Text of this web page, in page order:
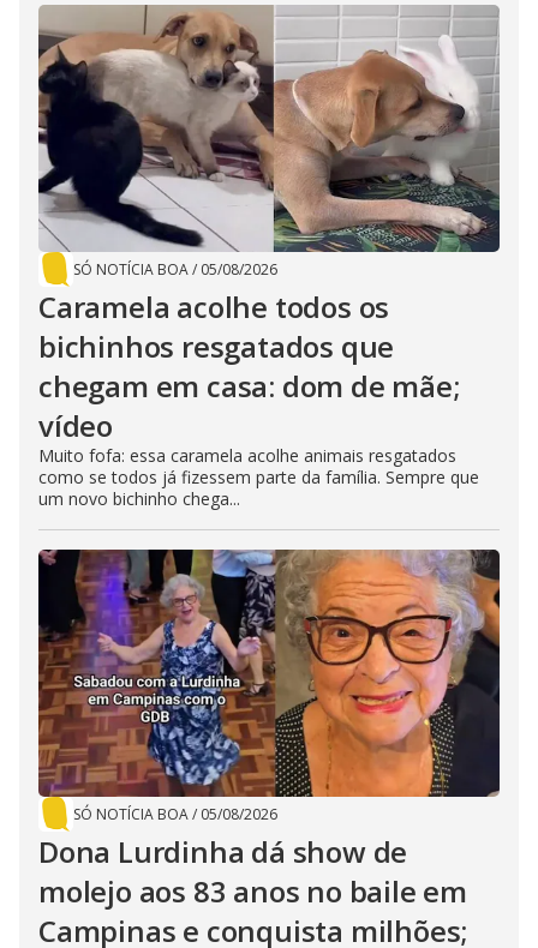
SÓ NOTÍCIA BOA/ 05/08/2026
Caramela acolhe todos os
bichinhos resgatados que
chegam em casa: dom de mãe;
vídeo
Muito fofa: essa caramela acolhe animais resgatados
como se todos já fizessem parte da família. Sempre que
um novo bichinho chega...
SÓ NOTÍCIA BOA/ 05/08/2026
Dona Lurdinha dá show de
molejo aos 83 anos no baile em
Campinas e conquista milhões;